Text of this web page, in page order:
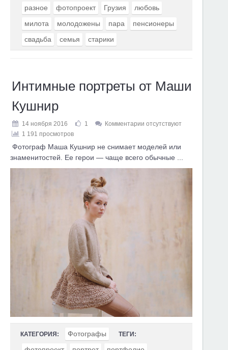
разное
фотопроект Грузия
любовь
милота
молодожены пара
пенсионеры
свадьба
семья старики
Интимные портреты от Маши
Кушнир
14 ноября 2016 1
Комментарии отсутствуют
1 191 просмотров
Фотограф Маша Кушнир не снимает моделей или
знаменитостей. Ее герои — чаще всего обычные ...
КАТЕГОРИЯ: Фотографы ТЕГИ: